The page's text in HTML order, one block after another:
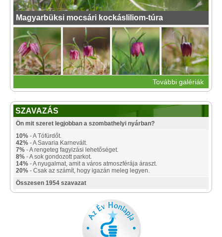
Magyarbüksi mocsári kockásliliom-túra
További galériák
SZAVAZÁS
Ön mit szeret legjobban a szombathelyi nyárban?
10% - A Tófürdőt.
42% - A Savaria Karnevált.
7% - A rengeteg fagyizási lehetőséget.
8% - A sok gondozott parkot.
14% - A nyugalmat, amit a város atmoszférája áraszt.
20% - Csak az számít, hogy igazán meleg legyen.
Összesen 1954 szavazat